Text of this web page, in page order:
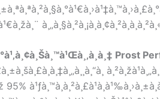
Prost
95%